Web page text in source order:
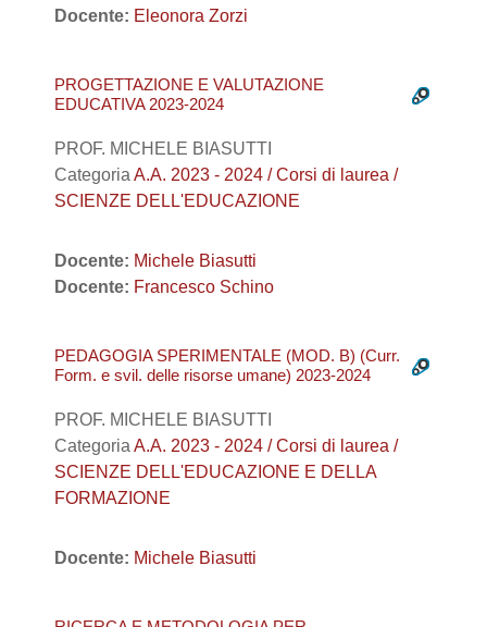
Docente: Eleonora Zorzi
PROGETTAZIONE E VALUTAZIONE
EDUCATIVA 2023-2024
PROF. MICHELE BIASUTTI
Categoria A.A. 2023 - 2024 / Corsi di laurea /
SCIENZE DELL'EDUCAZIONE
Docente: Michele Biasutti
Docente: Francesco Schino
PEDAGOGIA SPERIMENTALE (MOD. B) (Curr.
Form. e svil. delle risorse umane) 2023-2024
PROF. MICHELE BIASUTTI
Categoria A.A. 2023 - 2024 / Corsi di laurea /
SCIENZE DELL'EDUCAZIONE E DELLA
FORMAZIONE
Docente: Michele Biasutti